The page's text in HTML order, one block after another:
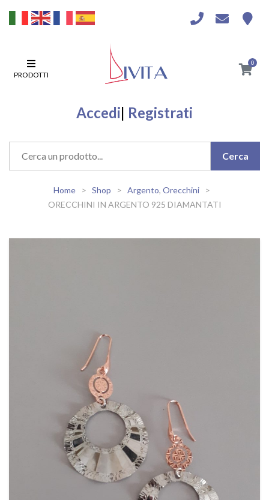
PRODOTTI
0
Accedi| Registrati
Home Shop Argento, Orecchini
ORECCHINI IN ARGENTO 925 DIAMANTATI